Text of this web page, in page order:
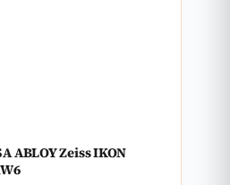
ABLOY Zeiss IKON